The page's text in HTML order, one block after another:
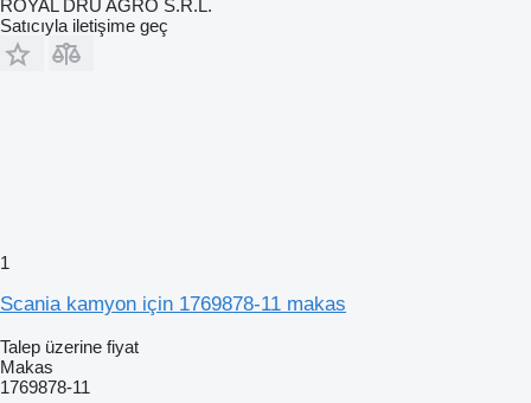
ROYAL DRU AGRO S.R.L.
Satıcıyla iletişime geç
1
Scania kamyon için 1769878-11 makas
Talep üzerine fiyat
Makas
1769878-11